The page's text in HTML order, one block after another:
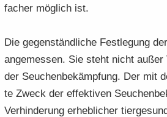
fa­cher mög­lich ist.
Die ge­gen­ständ­li­che Fest­le­gung
an­ge­mes­sen. Sie steht nicht
der Seu­chen­be­kämp­fung. Der mit
te Zweck der ef­fek­ti­ven
Ver­hin­de­rung er­heb­li­cher